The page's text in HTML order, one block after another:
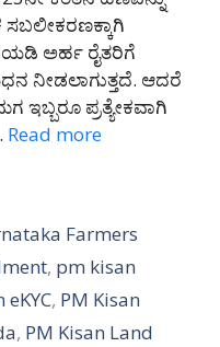
ಅರ್ಹ ರೈತರಿಗೆ
ನೀಡಲಾಗುತ್ತದೆ. ಆದರೆ
ಇಬ್ಬರೂ ಪ್ರತ್ಯೇಕವಾಗಿ
Read more
Farmers
, pm kisan
eKYC, PM Kisan
, PM Kisan Land